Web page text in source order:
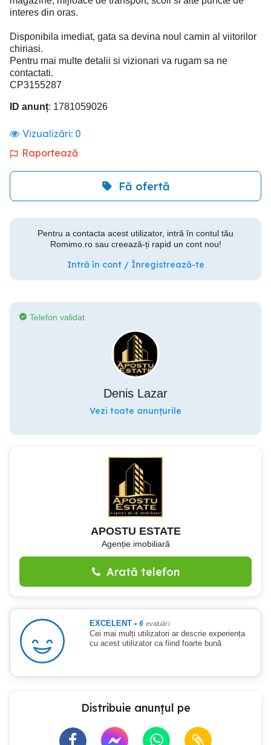
interes din oras.
Disponibila imediat, gata sa devina noul camin al viitorilor
chiriasi.
Pentru mai multe detalii si vizionari va rugam sa ne
contactati.
CP3155287
ID anunț: 1781059026
Vizualizări: 0
Raportează
Fă ofertă
Pentru a contacta acest utilizator, intră în contul tău
Romimo.ro sau creează-ți rapid un cont nou!
Intră în cont / Înregistrează-te
Telefon validat
Denis Lazar
Vezi toate anunțurile
APOSTU ESTATE
Agenție imobiliară
Arată telefon
EXCELENT - 6 evaluări
Cei mai mulți utilizatori ar descrie experiența
cu acest utilizator ca fiind foarte bună
Distribuie anunțul pe